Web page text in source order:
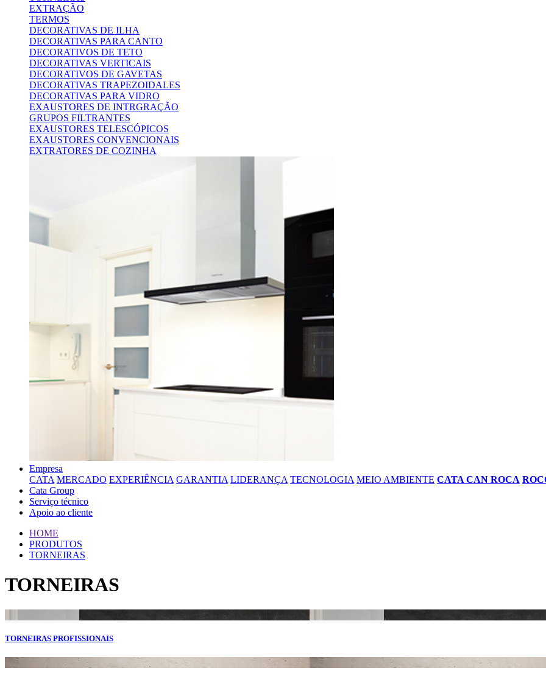
EXTRAÇÃO
TERMOS
DECORATIVAS DE ILHA
DECORATIVAS PARA CANTO
DECORATIVOS DE TETO
DECORATIVAS VERTICAIS
DECORATIVOS DE GAVETAS
DECORATIVAS TRAPEZOIDALES
DECORATIVAS PARA VIDRO
EXAUSTORES DE INTRGRAÇÃO
GRUPOS FILTRANTES
EXAUSTORES TELESCÓPICOS
EXAUSTORES CONVENCIONAIS
EXTRATORES DE COZINHA
Empresa
CATA MERCADO EXPERIÊNCIA GARANTIA LIDERANÇA TECNOLOGIA MEIO AMBIENTE CATA CAN ROCA
Cata Group
Serviço técnico
Apoio ao cliente
HOME
PRODUTOS
TORNEIRAS
TORNEIRAS
TORNEIRAS PROFISSIONAIS